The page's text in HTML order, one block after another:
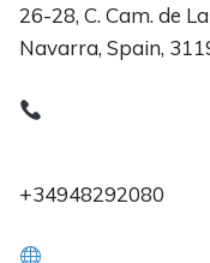
26-28, C. Cam. de
Navarra, Spain,
+34948292080